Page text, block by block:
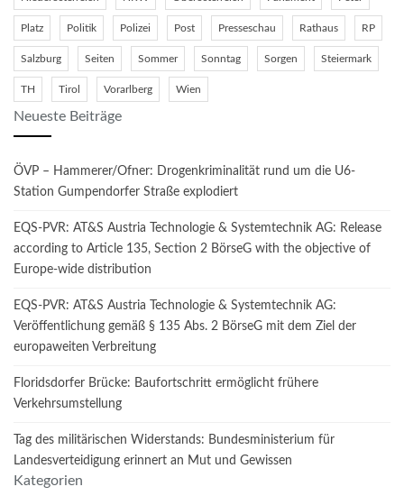
Platz Politik Polizei Post Presseschau Rathaus RP
Salzburg Seiten Sommer Sonntag Sorgen Steiermark
TH Tirol Vorarlberg Wien
Neueste Beiträge
ÖVP – Hammerer/Ofner: Drogenkriminalität rund um die U6-
Station Gumpendorfer Straße explodiert
EQS-PVR: AT&S Austria Technologie & Systemtechnik AG: Release
according to Article 135, Section 2 BörseG with the objective of
Europe-wide distribution
EQS-PVR: AT&S Austria Technologie & Systemtechnik AG:
Veröffentlichung gemäß § 135 Abs. 2 BörseG mit dem Ziel der
europaweiten Verbreitung
Floridsdorfer Brücke: Baufortschritt ermöglicht frühere
Verkehrsumstellung
Tag des militärischen Widerstands: Bundesministerium für
Landesverteidigung erinnert an Mut und Gewissen
Kategorien